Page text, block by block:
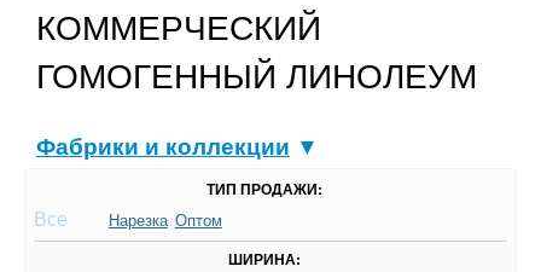
КОММЕРЧЕСКИЙ
ГОМОГЕННЫЙ ЛИНОЛЕУМ
Фабрики и коллекции ▼
ТИП ПРОДАЖИ:
Все Нарезка Оптом
ШИРИНА: